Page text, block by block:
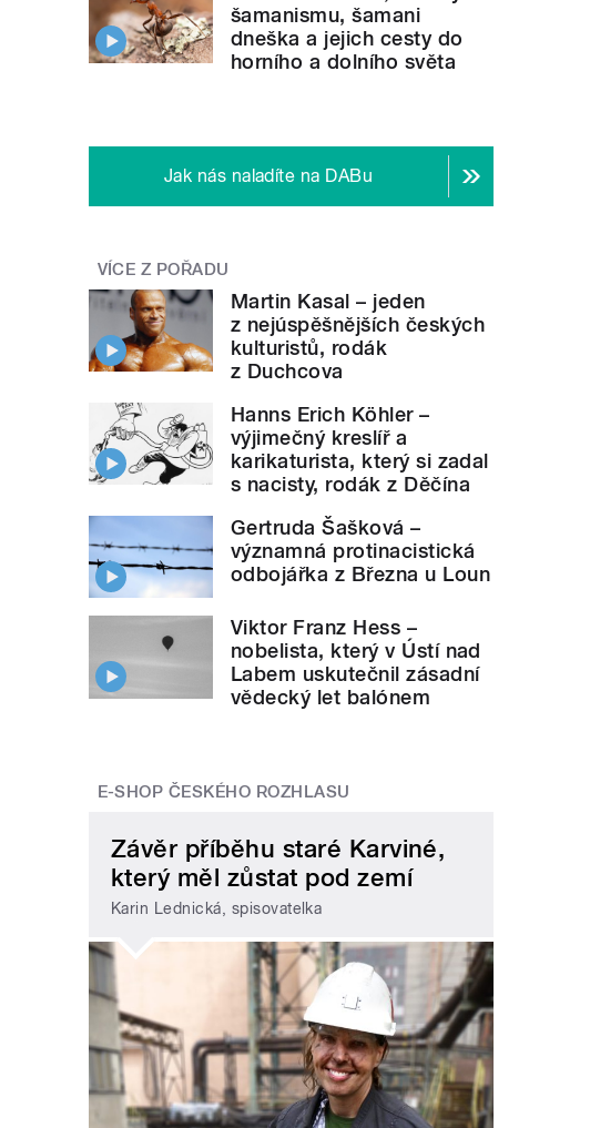
šamanismu, šamani
dneška a jejich cesty do
horního a dolního světa
Jak nás naladíte na DABu
VÍCE Z POŘADU
Martin Kasal – jeden
z nejúspěšnějších českých
kulturistů, rodák
z Duchcova
Hanns Erich Köhler –
výjimečný kreslíř a
karikaturista, který si zadal
s nacisty, rodák z Děčína
Gertruda Šašková –
významná protinacistická
odbojářka z Března u Loun
Viktor Franz Hess –
nobelista, který v Ústí nad
Labem uskutečnil zásadní
vědecký let balónem
E-SHOP ČESKÉHO ROZHLASU
Závěr příběhu staré Karviné,
který měl zůstat pod zemí
Karin Lednická, spisovatelka